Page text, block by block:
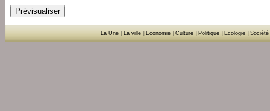
La Une La ville Economie Culture Politique Ecologie Société